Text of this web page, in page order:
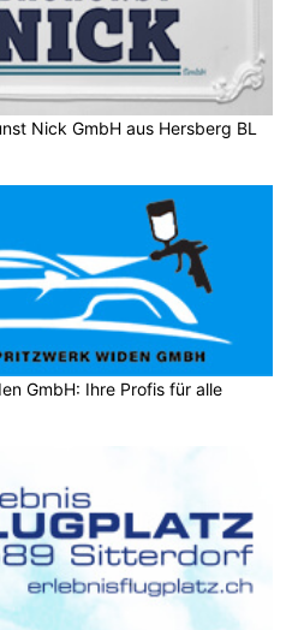
Nick GmbH aus Hersberg BL
GmbH: Ihre Profis für alle